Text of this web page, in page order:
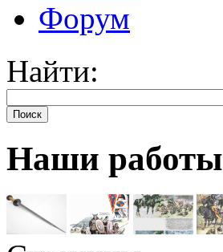
Форум
Найти:
Поиск
Наши работы